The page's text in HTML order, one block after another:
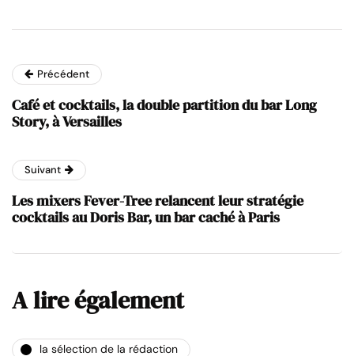
Précédent
Café et cocktails, la double partition du bar Long
Story, à Versailles
Suivant
Les mixers Fever-Tree relancent leur stratégie
cocktails au Doris Bar, un bar caché à Paris
A lire également
la sélection de la rédaction